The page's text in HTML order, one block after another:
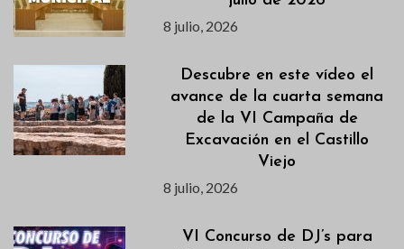
8 julio, 2026
Descubre en este vídeo el
avance de la cuarta semana
de la VI Campaña de
Excavación en el Castillo
Viejo
8 julio, 2026
VI Concurso de DJ’s para